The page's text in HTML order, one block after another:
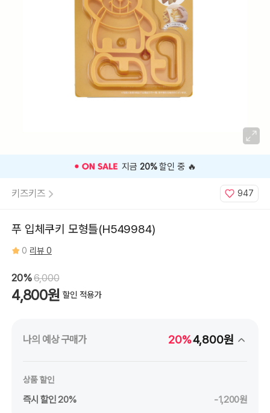
🎉 오늘 구매 찬스OPEN🎉
키즈키즈 947
푸 입체쿠키 모형틀(H549984)
0 리뷰 0
20%6,000
4,800원 할인 적용가
나의 예상 구매가 20%4,800원
상품 할인
즉시 할인 20% -1,200원